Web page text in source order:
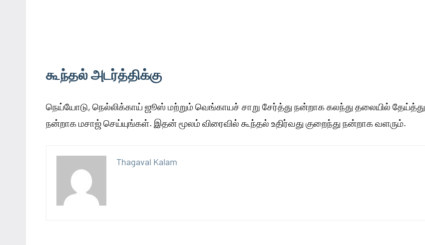
கூந்தல் அடர்த்திக்கு
நெய்யோடு, நெல்லிக்காய் ஜூஸ் மற்றும் வெங்காயச் சாறு சேர்த்து நன்றாக கலந்து தலையில் தேய்த்து
நன்றாக மசாஜ் செய்யுங்கள். இதன் மூலம் விரைவில் கூந்தல் உதிர்வது குறைந்து நன்றாக வளரும்.
Thagaval Kalam